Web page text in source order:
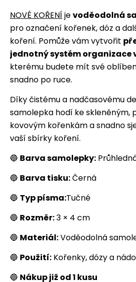
NOVÉ KOŘENÍjevoděodolná
pro označení kořenek, dóz a
koření. Pomůže vám vytvořit
jednotný systém organizace
kterému budete mít své
snadno po ruce.
Díky čistému a nadčasovému
samolepka hodí ke skleněným,
kovovým kořenkám a snadno
vaší sbírky koření.
🔵 Barva samolepky:
🔵 Barva tisku:Černá
🔵 Typ písma:Tučné
🔵 Rozměr:3 × 4 cm
🔵 Materiál:Voděodolná
🔵 Použití: Kořenky, dózy a
🔵 Nákup již od 1 kusu